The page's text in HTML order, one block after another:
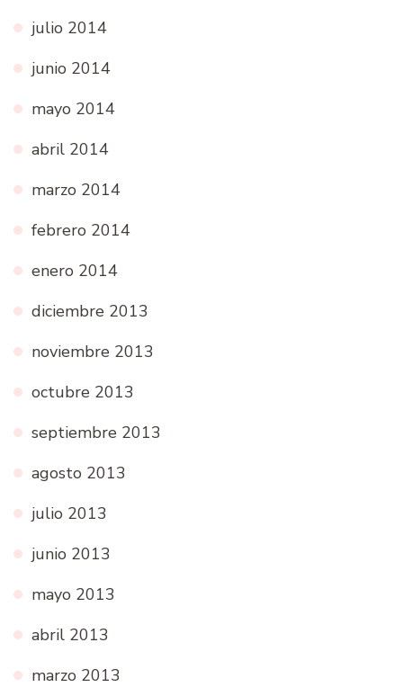
julio 2014
junio 2014
mayo 2014
abril 2014
marzo 2014
febrero 2014
enero 2014
diciembre 2013
noviembre 2013
octubre 2013
septiembre 2013
agosto 2013
julio 2013
junio 2013
mayo 2013
abril 2013
marzo 2013